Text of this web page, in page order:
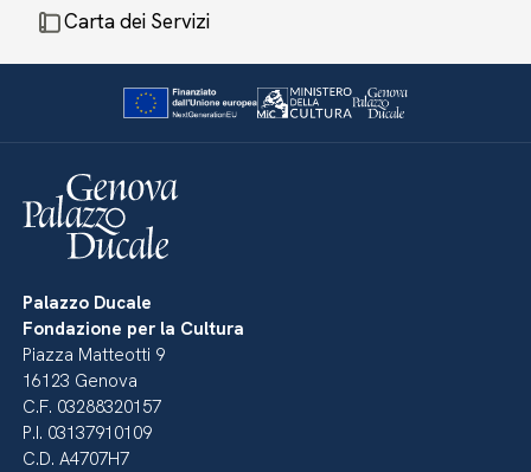
Carta dei Servizi
Palazzo Ducale
Fondazione per la Cultura
Piazza Matteotti 9
16123 Genova
C.F. 03288320157
P.I. 03137910109
C.D. A4707H7